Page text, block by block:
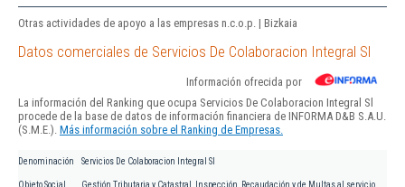
Otras actividades de apoyo a las empresas n.c.o.p. | Bizkaia
Datos comerciales de Servicios De Colaboracion Integral Sl
Información ofrecida por
La información del Ranking que ocupa Servicios De Colaboracion Integral Sl
procede de la base de datos de información financiera de INFORMA D&B S.A.U.
(S.M.E.). Más información sobre el Ranking de Empresas.
Denominación Servicios De Colaboracion Integral Sl